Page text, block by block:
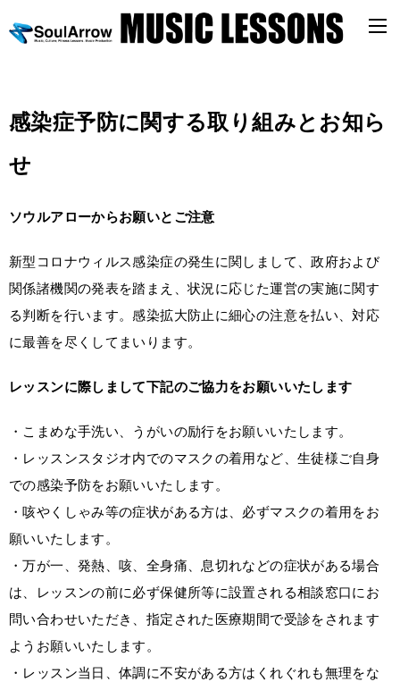
感染症予防に関する取り組みとお知ら
せ
ソウルアローからお願いとご注意
新型コロナウィルス感染症の発生に関しまして、政府および
関係諸機関の発表を踏まえ、状況に応じた運営の実施に関す
る判断を行います。感染拡大防止に細心の注意を払い、対応
に最善を尽くしてまいります。
レッスンに際しまして下記のご協力をお願いいたします
・こまめな手洗い、うがいの励行をお願いいたします。
・レッスンスタジオ内でのマスクの着用など、生徒様ご自身
での感染予防をお願いいたします。
・咳やくしゃみ等の症状がある方は、必ずマスクの着用をお
願いいたします。
・万が一、発熱、咳、全身痛、息切れなどの症状がある場合
は、レッスンの前に必ず保健所等に設置される相談窓口にお
問い合わせいただき、指定された医療期間で受診をされます
ようお願いいたします。
・レッスン当日、体調に不安がある方はくれぐれも無理をな